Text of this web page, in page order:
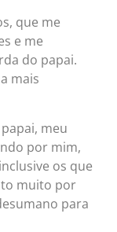
que me
e me
do papai.
mais
meu
por mim,
os que
muito por
para